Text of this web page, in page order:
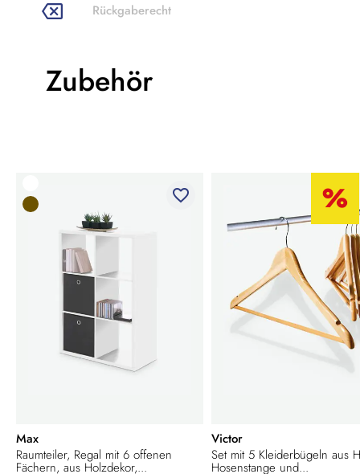
Rückgaberecht
Zubehör
favorite_border
Max
Raumteiler, Regal mit 6 offenen
Fächern, aus Holzdekor,...
Victor
Set mit 5 Kleiderbügeln aus
Hosenstange und...